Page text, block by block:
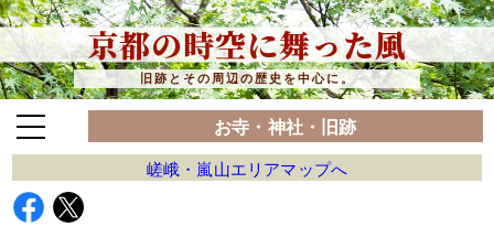
京都の時空に舞った風
旧跡とその周辺の歴史を中心に。
お寺・神社・旧跡
嵯峨・嵐山エリアマップへ